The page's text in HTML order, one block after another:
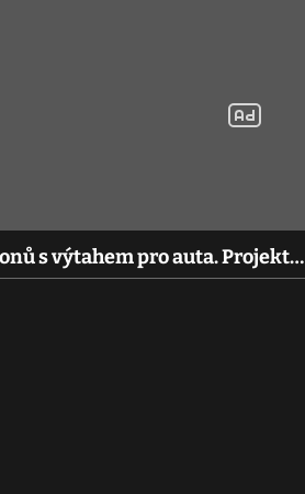
s výtahem pro auta. Projekt…